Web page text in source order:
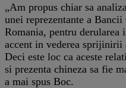
„Am propus chiar sa
unei reprezentante a
Romania, pentru
accent in vederea
Deci este loc ca aceste
si prezenta chineza sa fie
a mai spus Boc.